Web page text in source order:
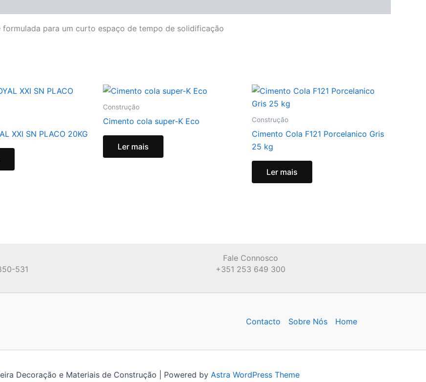
para um curto espaço de tempo de solidificação
XXI SN PLACO 20KG
Construção
Cimento cola super-K Eco
Ler mais
Construção
Cimento Cola F121 Porcelanico Gris
25 kg
Ler mais
531
Fale Connosco
+351 253 649 300
Contacto Sobre Nós Home
Decoração e Materiais de Construção | Powered by Astra WordPress Theme